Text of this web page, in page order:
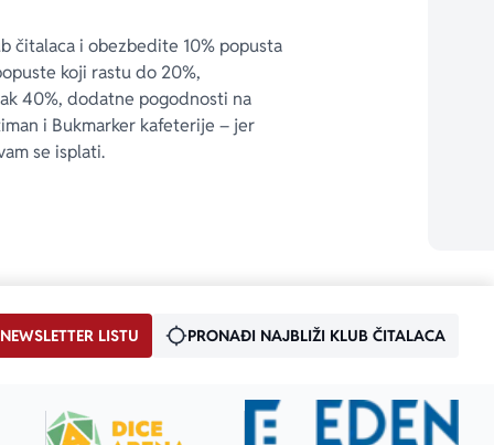
čitalaca i obezbedite 10% popusta
koji rastu do 20%,
40%, dodatne pogodnosti na
i Bukmarker kafeterije – jer
se isplati.
LISTU PRONAĐI NAJBLIŽI KLUB ČITALACA